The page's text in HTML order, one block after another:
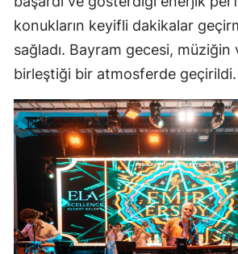
konukların keyifli dakikalar
sağladı. Bayram gecesi, müziğin
birleştiği bir atmosferde geçirildi.